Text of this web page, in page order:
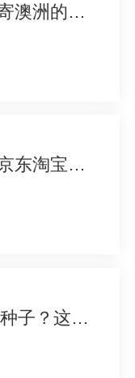
深圳奥飞货运：京东淘宝寄澳洲的放心之选
寄澳洲选深圳奥飞货运，京东淘宝包裹轻松合并
2026年想从澳洲集运植物种子？这其中门道你知道吗？